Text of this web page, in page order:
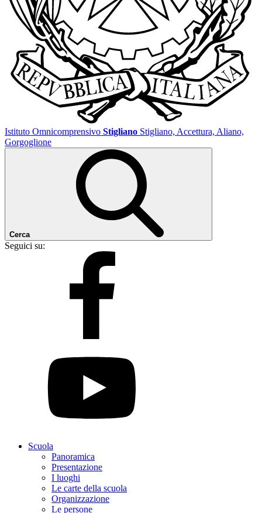
Istituto Omnicomprensivo Stigliano Stigliano, Accettura, Aliano,
Gorgoglione
Cerca
Seguici su:
Scuola
Panoramica
Presentazione
I luoghi
Le carte della scuola
Organizzazione
Le persone